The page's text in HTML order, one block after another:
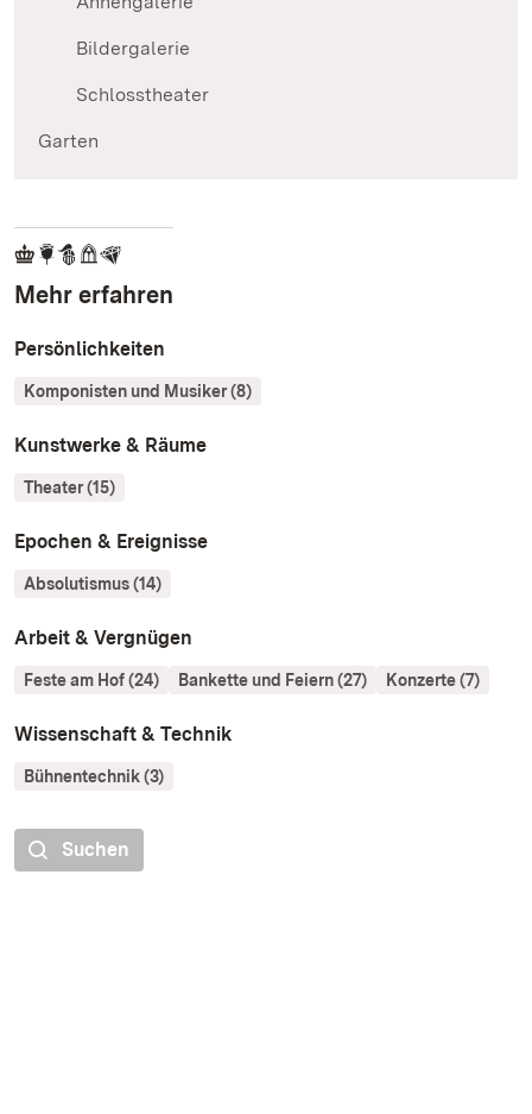
Bildergalerie
Schlosstheater
Garten
Mehr erfahren
Persönlichkeiten
Komponisten und Musiker (8)
Kunstwerke & Räume
Theater (15)
Epochen & Ereignisse
Absolutismus (14)
Arbeit & Vergnügen
Feste am Hof (24) Bankette und Feiern (27) Konzerte (7)
Wissenschaft & Technik
Bühnentechnik (3)
Suchen